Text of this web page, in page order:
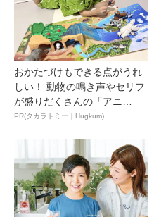
おかたづけもできる点がうれ
しい！ 動物の鳴き声やセリフ
が盛りだくさんの「アニ
ア ...
PR(タカラトミー｜Hugkum)